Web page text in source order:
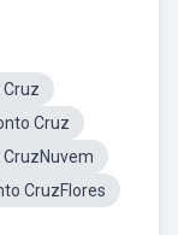
Cruz
CruzFlores